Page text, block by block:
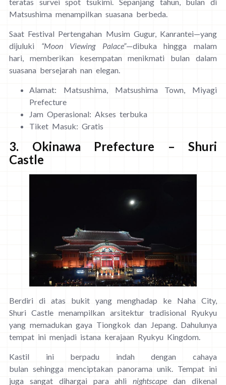
teratas survei spot tsukimi. Sepanjang tahun, bulan di
Matsushima menampilkan suasana berbeda.
Saat Festival Pertengahan Musim Gugur, Kanrantei—yang
dijuluki “Moon Viewing Palace”—dibuka hingga malam
hari, memberikan kesempatan menikmati bulan dalam
suasana bersejarah nan elegan.
Alamat: Matsushima, Matsushima Town, Miyagi
Prefecture
Jam Operasional: Akses terbuka
Tiket Masuk: Gratis
3. Okinawa Prefecture – Shuri
Castle
Berdiri di atas bukit yang menghadap ke Naha City,
Shuri Castle menampilkan arsitektur tradisional Ryukyu
yang memadukan gaya Tiongkok dan Jepang. Dahulunya
tempat ini menjadi istana kerajaan Ryukyu Kingdom.
Kastil ini berpadu indah dengan cahaya
bulan sehingga menciptakan panorama unik. Tempat ini
juga sangat dihargai para ahli nightscape dan dikenal